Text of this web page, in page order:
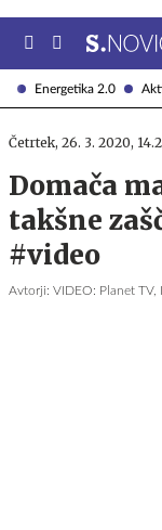
Energetika 2.0
Četrtek, 26. 3. 2020,
Domača
takšne
#video
Avtorji: VIDEO: Planet TV,